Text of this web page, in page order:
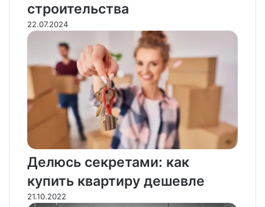
строительства
22.07.2024
Делюсь секретами: как
купить квартиру дешевле
21.10.2022